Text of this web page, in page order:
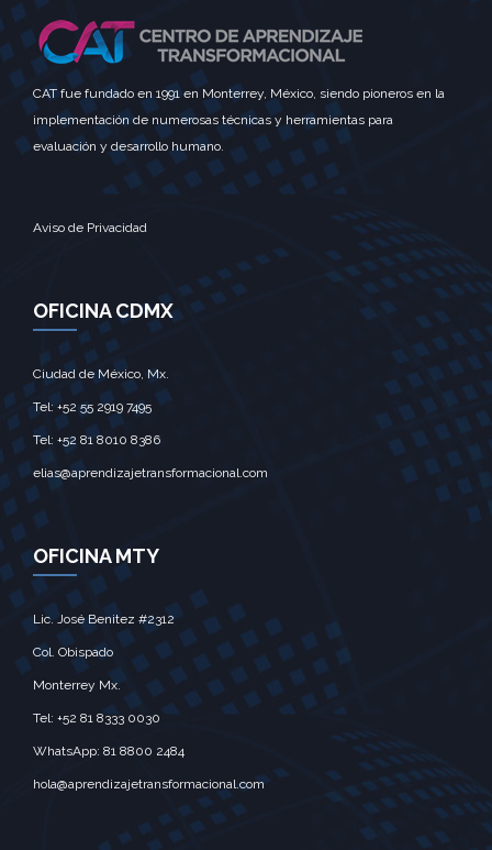
CAT fue fundado en 1991 en Monterrey, México, siendo pioneros en la
implementación de numerosas técnicas y herramientas para
evaluación y desarrollo humano.
Aviso de Privacidad
OFICINA CDMX
Ciudad de México, Mx.‎
Tel: +52 55 2919 7495‎
Tel: +52 81 8010 8386
elias@aprendizajetransformacional.com
OFICINA MTY
Lic. José Benitez #2312
Col. Obispado
Monterrey Mx.‎
Tel: +52 81 8333 0030
WhatsApp: 81 8800 2484
hola@aprendizajetransformacional.com